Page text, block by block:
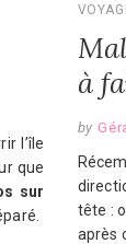
l’île
que
sur
à
by
tête :
après